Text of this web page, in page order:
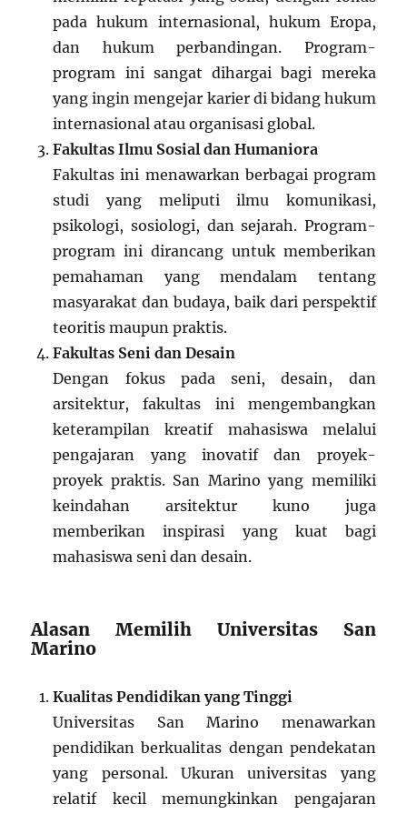
pada hukum internasional, hukum Eropa,
dan hukum perbandingan. Program-
program ini sangat dihargai bagi mereka
yang ingin mengejar karier di bidang hukum
internasional atau organisasi global.
Fakultas Ilmu Sosial dan Humaniora
Fakultas ini menawarkan berbagai program
studi yang meliputi ilmu komunikasi,
psikologi, sosiologi, dan sejarah. Program-
program ini dirancang untuk memberikan
pemahaman yang mendalam tentang
masyarakat dan budaya, baik dari perspektif
teoritis maupun praktis.
Fakultas Seni dan Desain
Dengan fokus pada seni, desain, dan
arsitektur, fakultas ini mengembangkan
keterampilan kreatif mahasiswa melalui
pengajaran yang inovatif dan proyek-
proyek praktis. San Marino yang memiliki
keindahan arsitektur kuno juga
memberikan inspirasi yang kuat bagi
mahasiswa seni dan desain.
Alasan Memilih Universitas San
Marino
Kualitas Pendidikan yang Tinggi
Universitas San Marino menawarkan
pendidikan berkualitas dengan pendekatan
yang personal. Ukuran universitas yang
relatif kecil memungkinkan pengajaran